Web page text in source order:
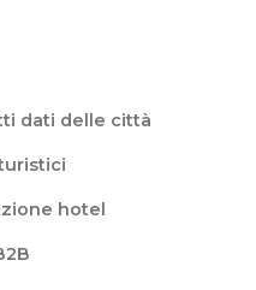
dati delle città
hotel